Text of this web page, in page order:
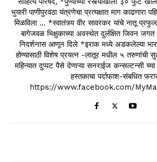
भुयारी पाणीपुरवठा यंत्रणेचा प्रत्यक्षात माग काढणारा
मिळविला ... *स्वातंत्र्य वीर सावरकर यांचे नातू
बागेजवळ भिक्षुकाच्या अवस्थेत दुर्लक्षित जिवन
निदर्शनास आणून दिले *इराक मध्ये अडकलेल्या
होण्यासाठी विशेष प्रयत्न -लातूर मधील ५ तरुणांची
महिन्यात दुप्पट पैसे देणाऱ्या सनराईज कन्सल्टन्सी
हस्तकाचा पर्दाफाश-संबधित
https://www.facebook.com/